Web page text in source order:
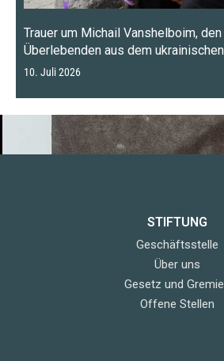
Trauer um Michail Vanshelboim,
Überlebenden aus dem
10. Juli 2026
STIFTUNG
Geschäftsstelle
Über uns
Gesetz und
Offene Stellen